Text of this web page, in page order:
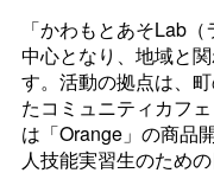
「かわもとあそLab
中心となり、地域と
す。活動の拠点は、
たコミュニティカフ
は「Orange」の商品
人技能実習生のため